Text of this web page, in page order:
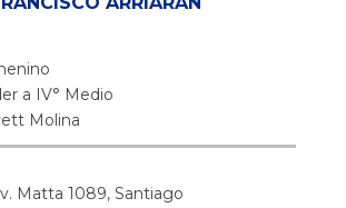
a IV° Medio
Molina
Matta 1089, Santiago